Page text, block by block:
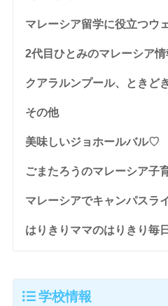
マレーシア留学に役立つウ
2代目ひとみのマレーシア
クアラルンプール、ときど
その他
美味しいジョホールバル♡
ごまたろうのマレーシア子
マレーシアでキャンパスラ
はりきりママのはりきり毎日
学校情報